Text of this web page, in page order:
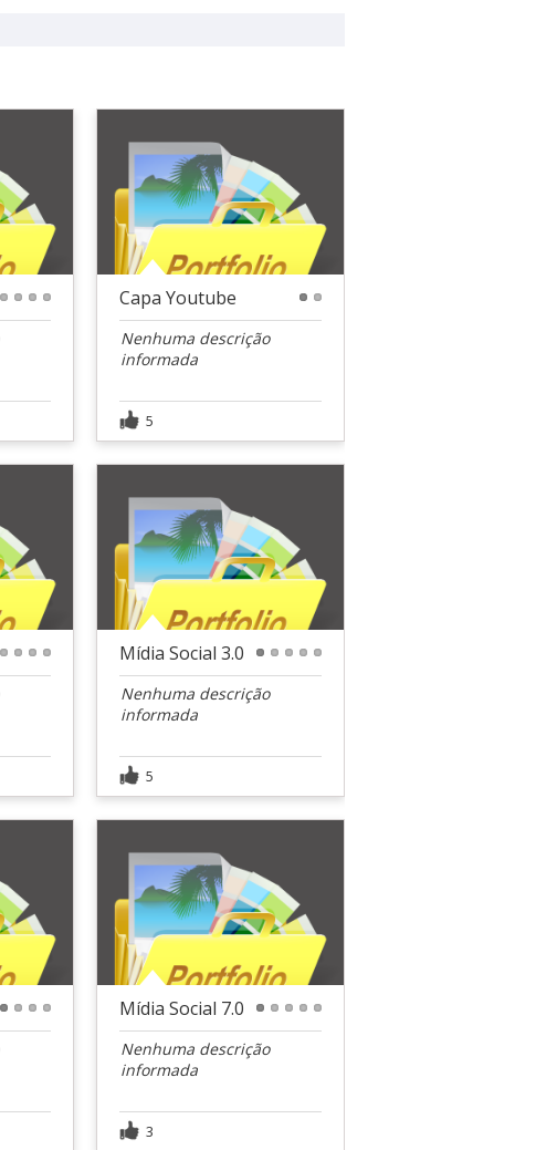
Capa Youtube
Nenhuma descrição
informada
5
Mídia Social 3.0
Nenhuma descrição
informada
5
Mídia Social 7.0
Nenhuma descrição
informada
3